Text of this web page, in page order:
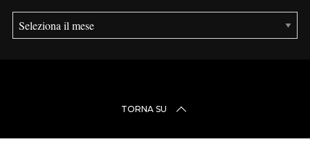
A
r
i
TORNA SU